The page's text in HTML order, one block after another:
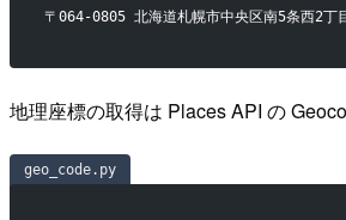
〒064-0805 北海道札幌市中央区南5条西2丁
地理座標の取得は Places API の
geo_code.py